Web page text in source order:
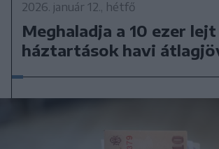
2026. január 12., hétfő
Meghaladja a 10 ezer
háztartások havi